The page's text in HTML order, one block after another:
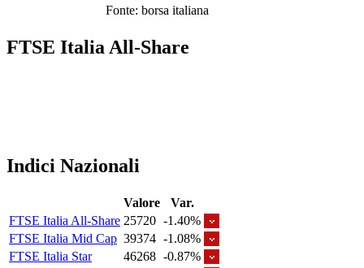
Fonte: borsa italiana
FTSE Italia All-Share
Indici Nazionali
Valore
Var.
FTSE Italia All-Share 25720 -1.40%
FTSE Italia Mid Cap 39374 -1.08%
FTSE Italia Star
46268 -0.87%